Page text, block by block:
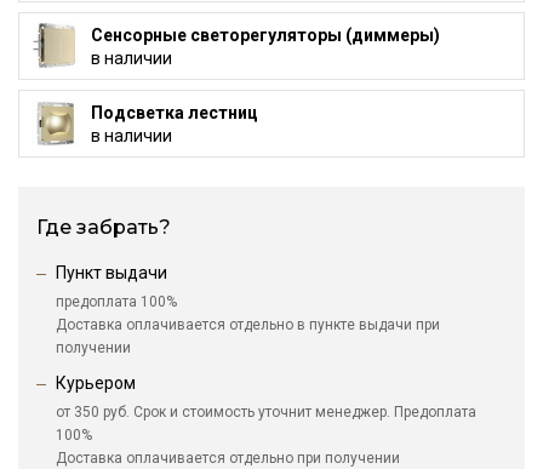
Сенсорные светорегуляторы (диммеры)
в наличии
Подсветка лестниц
в наличии
Где забрать?
Пункт выдачи
предоплата 100%
Доставка оплачивается отдельно в пункте выдачи при
получении
Курьером
от 350 руб. Срок и стоимость уточнит менеджер. Предоплата
100%
Доставка оплачивается отдельно при получении